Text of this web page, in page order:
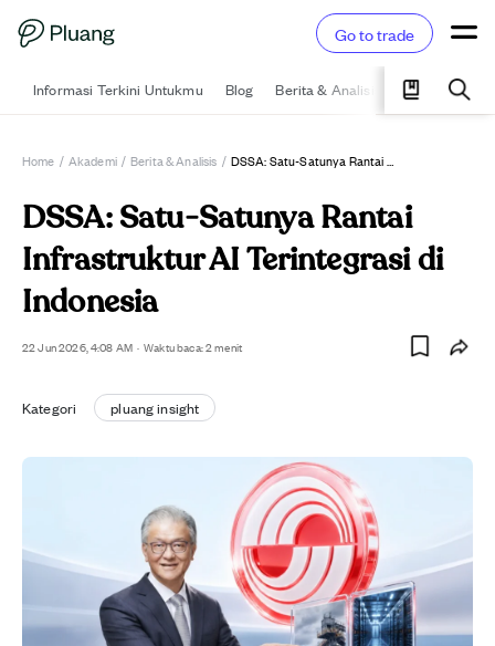
Go to trade
Informasi Terkini Untukmu Blog Berita & Analisis Pelajari
Home / Akademi / Berita & Analisis / DSSA: Satu-Satunya Rantai Infrastruktur AI Terintegrasi Di Indonesia
DSSA: Satu-Satunya Rantai
Infrastruktur AI Terintegrasi di
Indonesia
22 Jun 2026, 4:08 AM · Waktu baca: 2 menit
Kategori pluang insight